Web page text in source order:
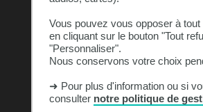
Vous pouvez vous opposer à
en cliquant sur le bouton "Tout
"Personnaliser".
Nous conservons votre choix
➜ Pour plus d'information ou si
consulter notre politique de
Annuaire
Plan du site